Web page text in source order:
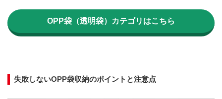
OPP袋（透明袋）カテゴリはこちら
失敗しないOPP袋収納のポイントと注意点